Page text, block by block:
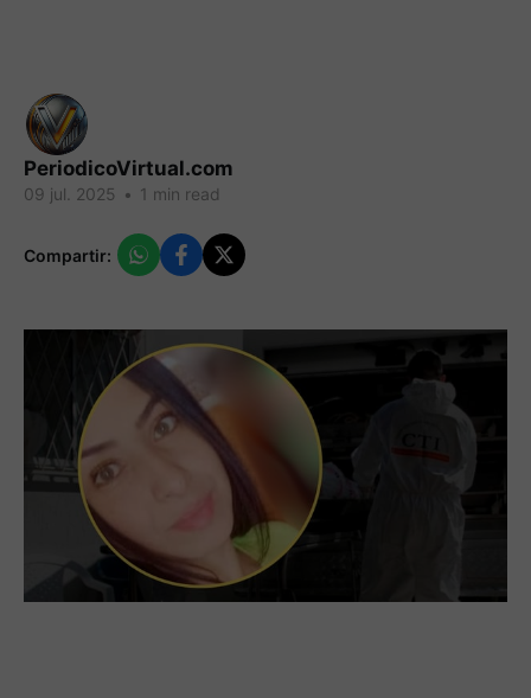
PeriodicoVirtual.com
09 jul. 2025 • 1 min read
Compartir: